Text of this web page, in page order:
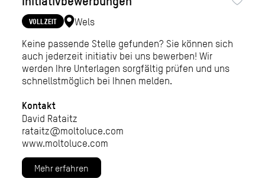
VOLLZEIT
Wels
Keine passende Stelle gefunden? Sie können sich
auch jederzeit initiativ bei uns bewerben! Wir
werden Ihre Unterlagen sorgfältig prüfen und uns
schnellstmöglich bei Ihnen melden.
Kontakt
David Rataitz
rataitz@moltoluce.com
www.moltoluce.com
Mehr erfahren